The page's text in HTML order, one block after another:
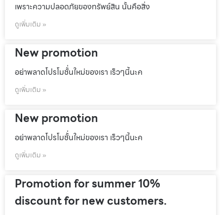
เพราะความปลอดภัยของทรัพย์สิน นั้นคือสิ่ง
ดูเพิ่มเติม »
New promotion
อย่าพลาดโปรโมชั้่นใหม่ของเรา เร็วๆนี้นะค
ดูเพิ่มเติม »
New promotion
อย่าพลาดโปรโมชั้่นใหม่ของเรา เร็วๆนี้นะค
ดูเพิ่มเติม »
Promotion for summer 10%
discount for new customers.